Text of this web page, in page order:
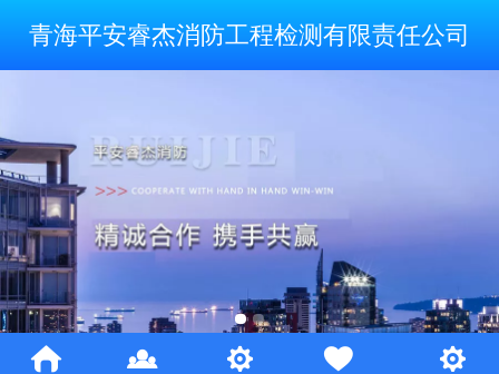
青海平安睿杰消防工程检测有限责任公司